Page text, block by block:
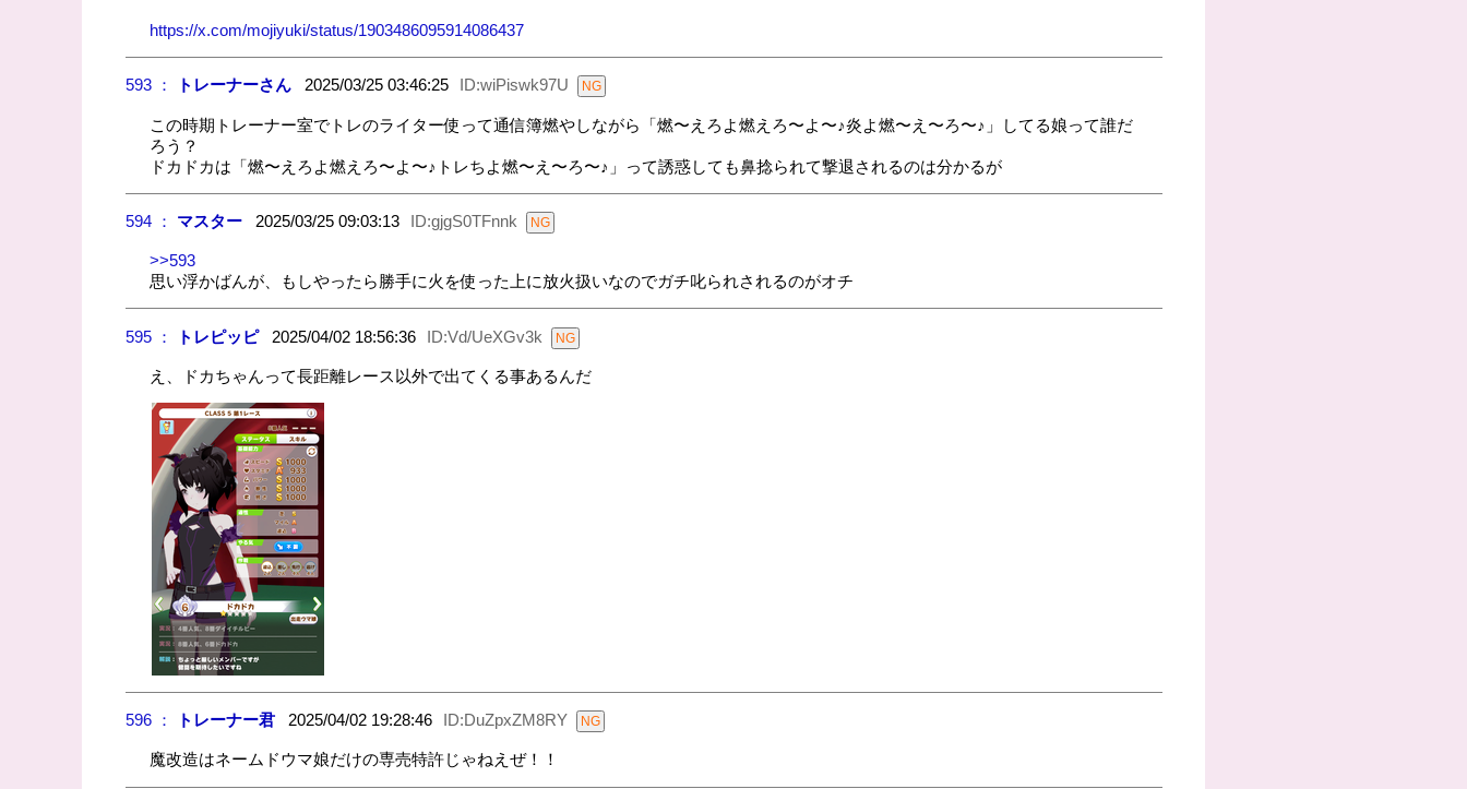
https://x.com/mojiyuki/status/1903486095914086437
593 ： トレーナーさん2025/03/25 03:46:25 ID:wiPiswk97U
この時期トレーナー室でトレのライター使って通信簿燃やしながら「燃〜えろよ燃えろ〜よ〜♪炎よ燃〜え〜ろ〜♪」してる娘って誰だ
ろう？
ドカドカは「燃〜えろよ燃えろ〜よ〜♪トレちよ燃〜え〜ろ〜♪」って誘惑しても鼻捻られて撃退されるのは分かるが
594 ： マスター2025/03/25 09:03:13 ID:gjgS0TFnnk
>>593
思い浮かばんが、もしやったら勝手に火を使った上に放火扱いなのでガチ叱られされるのがオチ
595 ： トレピッピ2025/04/02 18:56:36 ID:Vd/UeXGv3k
え、ドカちゃんって長距離レース以外で出てくる事あるんだ
596 ： トレーナー君2025/04/02 19:28:46 ID:DuZpxZM8RY
魔改造はネームドウマ娘だけの専売特許じゃねえぜ！！